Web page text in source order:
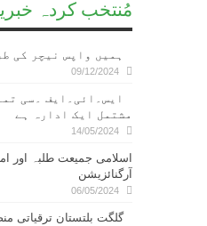
مُنتخب کردہ
ہمیں واپس نیچر کی
09/12/2024
ایس۔ائی۔ایف ۔سی
مشتمل ایک ادارہ ہے
14/05/2024
اسلامی جمیعت طلبہ اور
آرگنائزیشن
06/05/2024